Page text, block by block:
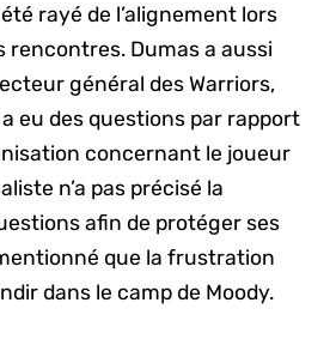
rayé de l’alignement lors
rencontres. Dumas a aussi
général des Warriors,
eu des questions par rapport
concernant le joueur
n’a pas précisé la
afin de protéger ses
que la frustration
dans le camp de Moody.